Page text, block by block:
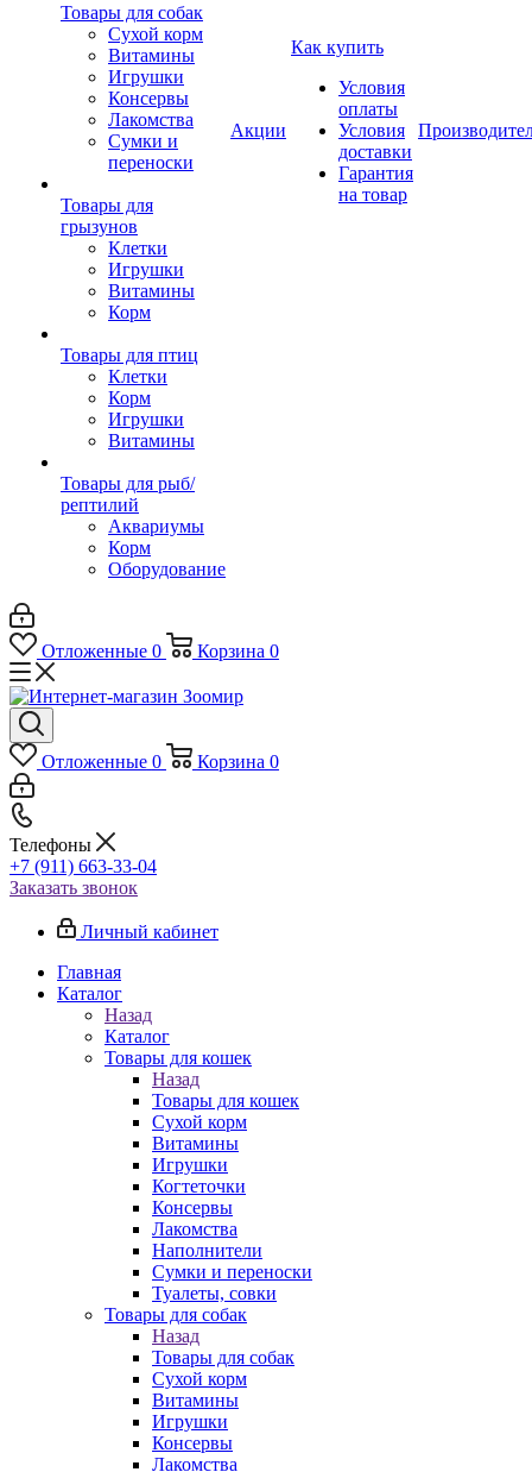
Товары для собак
Cухой корм
Витамины
Игрушки
Консервы
Лакомства
Сумки и
переноски
Товары для
грызунов
Клетки
Игрушки
Витамины
Корм
Товары для птиц
Клетки
Корм
Игрушки
Витамины
Товары для рыб/
рептилий
Аквариумы
Корм
Оборудование
Акции
Как купить
Условия
оплаты
Условия
доставки
Гарантия
на товар
Отложенные 0 Корзина 0
Отложенные 0 Корзина 0
Телефоны
+7 (911) 663-33-04
Заказать звонок
Личный кабинет
Главная
Каталог
Назад
Каталог
Товары для кошек
Назад
Товары для кошек
Cухой корм
Витамины
Игрушки
Когтеточки
Консервы
Лакомства
Наполнители
Сумки и переноски
Туалеты, совки
Товары для собак
Назад
Товары для собак
Cухой корм
Витамины
Игрушки
Консервы
Лакомства